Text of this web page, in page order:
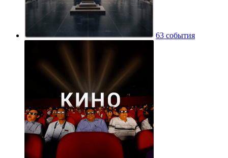
63 события